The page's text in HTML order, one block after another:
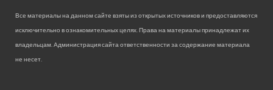
Все материалы на данном сайте взяты из открытых источников и предоставляются
исключительно в ознакомительных целях. Права на материалы принадлежат их
владельцам. Администрация сайта ответственности за содержание материала
не несет.